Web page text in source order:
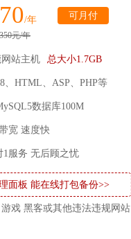
/年 可月付
元/年
站主机 总大小1.7GB
、HTML、ASP、PHP等
数据库100M
宽 速度快
1服务 无后顾之忧
面板 能在线打包备份>>
戏 黑客或其他违法违规网站